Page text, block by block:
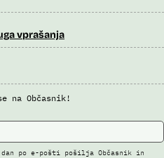
vprašanja
na Občasnik!
po e-pošti pošilja Občasnik in